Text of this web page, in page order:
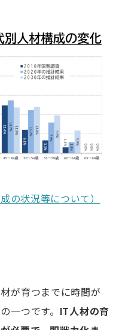
の状況等について）
が育つまでに時間が
一つです。 IT人材の育